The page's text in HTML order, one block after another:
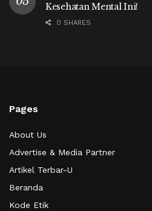
Kesehatan Mental Ini!
0 SHARES
Pages
About Us
Advertise & Media Partner
Artikel Terbar-U
Beranda
Kode Etik